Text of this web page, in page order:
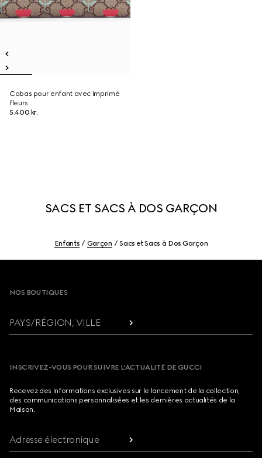
Cabas pour enfant avec imprimé
fleurs
5.400 kr.
SACS ET SACS À DOS GARÇON
Enfants Garçon Sacs et Sacs à Dos Garçon
NOS BOUTIQUES
PAYS/RÉGION, VILLE
INSCRIVEZ-VOUS POUR SUIVRE L’ACTUALITÉ DE GUCCI
Recevez des informations exclusives sur le lancement de la collection,
des communications personnalisées et les dernières actualités de la
Maison.
Adresse électronique